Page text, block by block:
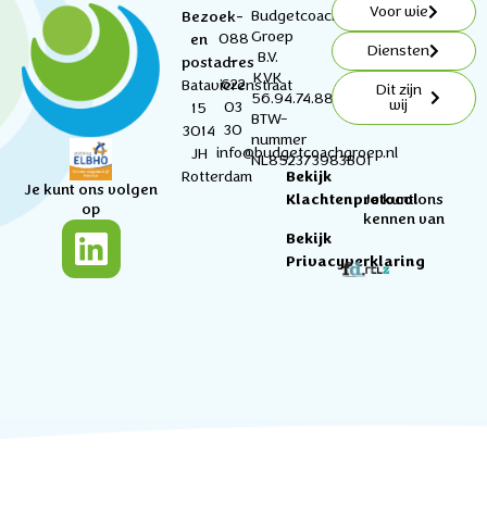
Je kunt ons volgen
op
Bezoek-
en
postadres
Batavierenstraat
15
3014
JH
Rotterdam
088
–
622
03
30
info@budgetcoachgroep.nl
Budgetcoach
Groep
B.V.
KVK
56.94.74.88
BTW-
nummer
NL852373983B01
Bekijk
Privacyverklaring
Bekijk
Klachtenprotocol
Voor wie
Diensten
Dit zijn
wij
Je kunt ons
kennen van